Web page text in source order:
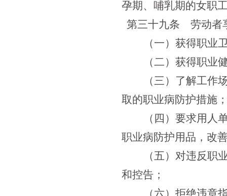
孕期、哺乳期的女职
第三十九条 劳动者
（一）获得职业
（二）获得职业
（三）了解工作
取的职业病防护措施
（四）要求用人
职业病防护用品，改
（五）对违反职
和控告；
（六）拒绝违章